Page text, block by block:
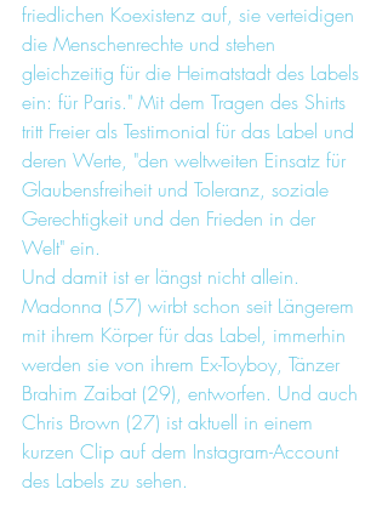
friedlichen Koexistenz auf, sie verteidigen
die Menschenrechte und stehen
gleichzeitig für die Heimatstadt des Labels
ein: für Paris." Mit dem Tragen des Shirts
tritt Freier als Testimonial für das Label und
deren Werte, "den weltweiten Einsatz für
Glaubensfreiheit und Toleranz, soziale
Gerechtigkeit und den Frieden in der
Welt" ein.
Und damit ist er längst nicht allein.
Madonna (57) wirbt schon seit Längerem
mit ihrem Körper für das Label, immerhin
werden sie von ihrem Ex-Toyboy, Tänzer
Brahim Zaibat (29), entworfen. Und auch
Chris Brown (27) ist aktuell in einem
kurzen Clip auf dem Instagram-Account
des Labels zu sehen.